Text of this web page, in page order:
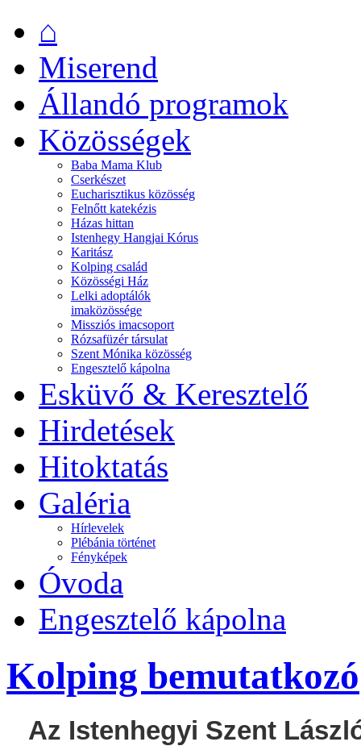
⌂
Miserend
Állandó programok
Közösségek
Baba Mama Klub
Cserkészet
Eucharisztikus közösség
Felnőtt katekézis
Házas hittan
Istenhegy Hangjai Kórus
Karitász
Kolping család
Közösségi Ház
Lelki adoptálók
imaközössége
Missziós imacsoport
Rózsafüzér társulat
Szent Mónika közösség
Engesztelő kápolna
Esküvő & Keresztelő
Hirdetések
Hitoktatás
Galéria
Hírlevelek
Plébánia történet
Fényképek
Óvoda
Engesztelő kápolna
Kolping bemutatkozó
Az Istenhegyi Szent